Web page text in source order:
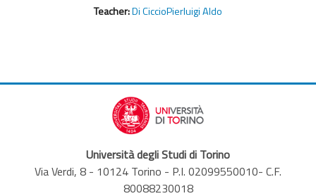
Teacher:Di CiccioPierluigi Aldo
Università degli Studi di Torino
Via Verdi, 8 - 10124 Torino - P.I. 02099550010- C.F.
80088230018